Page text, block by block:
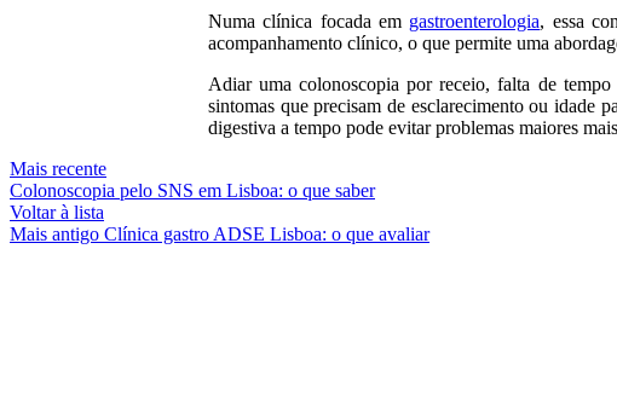
Numa clínica focada em gastroenterologia, essa
acompanhamento clínico, o que permite uma
Adiar uma colonoscopia por receio, falta de
sintomas que precisam de esclarecimento ou idade
digestiva a tempo pode evitar problemas maiores
Mais recente
Colonoscopia pelo SNS em Lisboa: o que saber
Voltar à lista
Mais antigo Clínica gastro ADSE Lisboa: o que avaliar